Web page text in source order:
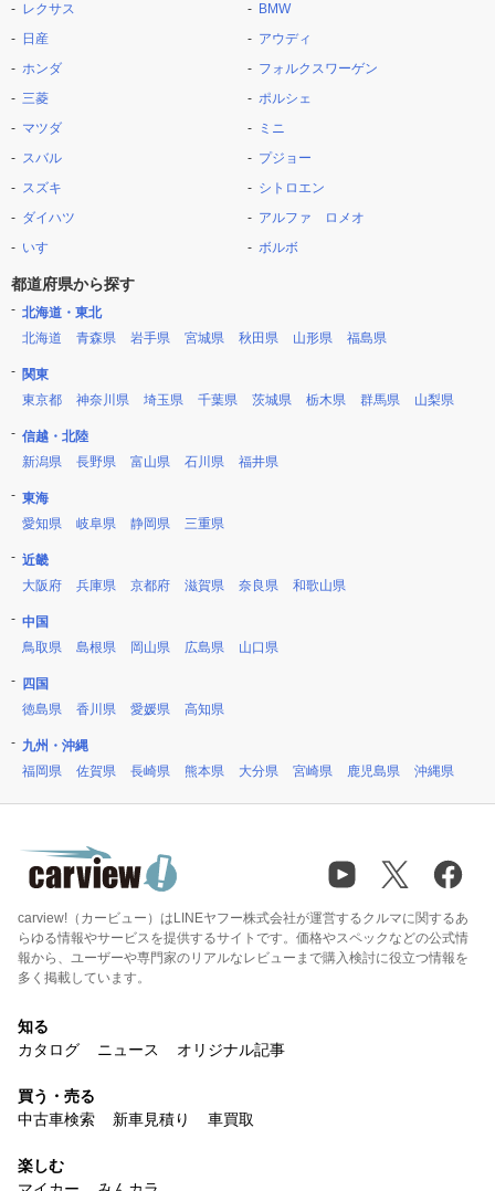
レクサス
日産
ホンダ
三菱
マツダ
スバル
スズキ
ダイハツ
いすゞ
BMW
アウディ
フォルクスワーゲン
ポルシェ
ミニ
プジョー
シトロエン
アルファ ロメオ
ボルボ
都道府県から探す
北海道・東北
北海道
青森県 岩手県 宮城県 秋田県 山形県 福島県
関東
東京都
神奈川県 埼玉県 千葉県 茨城県 栃木県 群馬県 山梨県
信越・北陸
新潟県
長野県 富山県 石川県 福井県
東海
愛知県
岐阜県 静岡県 三重県
近畿
大阪府
兵庫県 京都府 滋賀県 奈良県 和歌山県
中国
鳥取県
島根県 岡山県 広島県 山口県
四国
徳島県
香川県 愛媛県 高知県
九州・沖縄
福岡県
佐賀県 長崎県 熊本県 大分県 宮崎県 鹿児島県 沖縄県
carview!（カービュー）はLINEヤフー株式会社が運営するクルマに関するあ
らゆる情報やサービスを提供するサイトです。価格やスペックなどの公式情
報から、ユーザーや専門家のリアルなレビューまで購入検討に役立つ情報を
多く掲載しています。
知る
カタログ
ニュース オリジナル記事
買う・売る
中古車検索
新車見積り 車買取
楽しむ